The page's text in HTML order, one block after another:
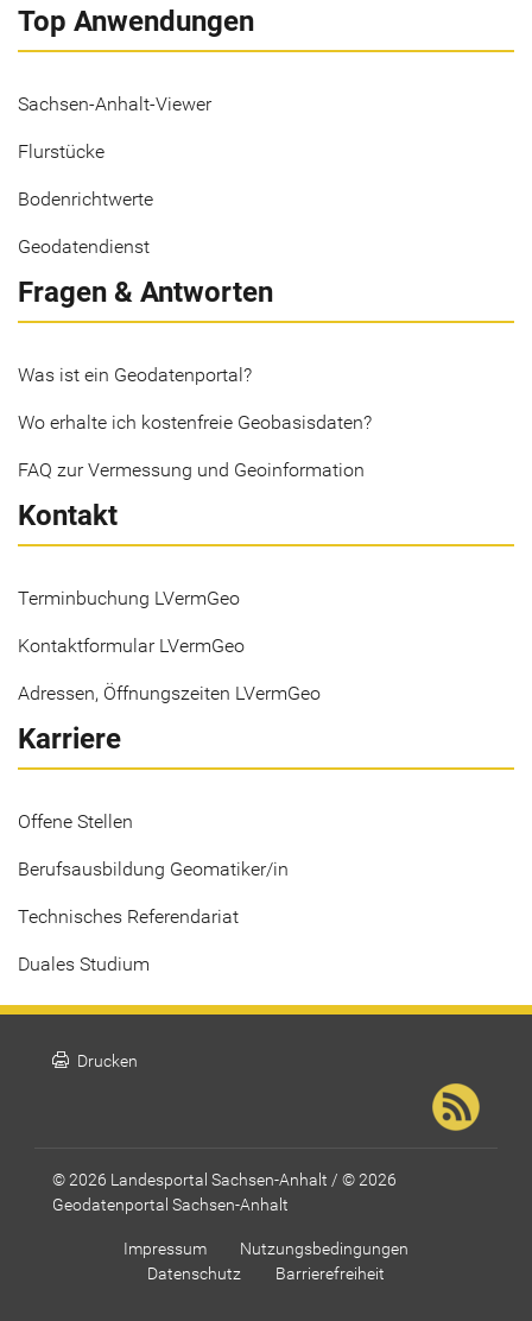
Top Anwendungen
Sachsen-Anhalt-Viewer
Flurstücke
Bodenrichtwerte
Geodatendienst
Fragen & Antworten
Was ist ein Geodatenportal?
Wo erhalte ich kostenfreie Geobasisdaten?
FAQ zur Vermessung und Geoinformation
Kontakt
Terminbuchung LVermGeo
Kontaktformular LVermGeo
Adressen, Öffnungszeiten LVermGeo
Karriere
Offene Stellen
Berufsausbildung Geomatiker/in
Technisches Referendariat
Duales Studium
print Drucken
© 2026 Landesportal Sachsen-Anhalt / © 2026
Geodatenportal Sachsen-Anhalt
Impressum
Nutzungsbedingungen
Datenschutz
Barrierefreiheit